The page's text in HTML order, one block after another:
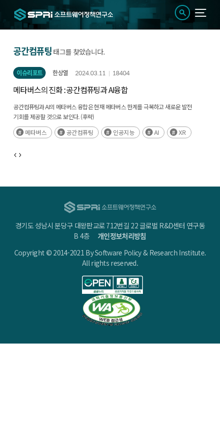
공간컴퓨팅 태그를 찾았습니다.
이슈리포트 한상열 2024.03.11 18404
메타버스의 진화 : 공간컴퓨팅과 AI융합
공간컴퓨팅과 AI의 메타버스 융합은 현재 메타버스 한계를 극복하고 새로운 발전
기회를 제공할 것으로 보인다. (후략)
메타버스
공간컴퓨팅 인공지능 AI XR
경기도 성남시 분당구 대왕판교로 712번길 22 글로벌 R&D센터 연구동
B 4층개인정보처리방침
Copyright © 2014-2021 By Software Policy & Research Institute.
All rights reserved.